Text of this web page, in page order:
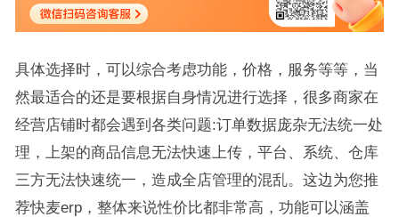
具体选择时，可以综合考虑功能，价格，服务等等，当
然最适合的还是要根据自身情况进行选择，很多商家在
经营店铺时都会遇到各类问题:订单数据庞杂无法统一处
理，上架的商品信息无法快速上传，平台、系统、仓库
三方无法快速统一，造成全店管理的混乱。这边为您推
荐快麦erp，整体来说性价比都非常高，功能可以涵盖